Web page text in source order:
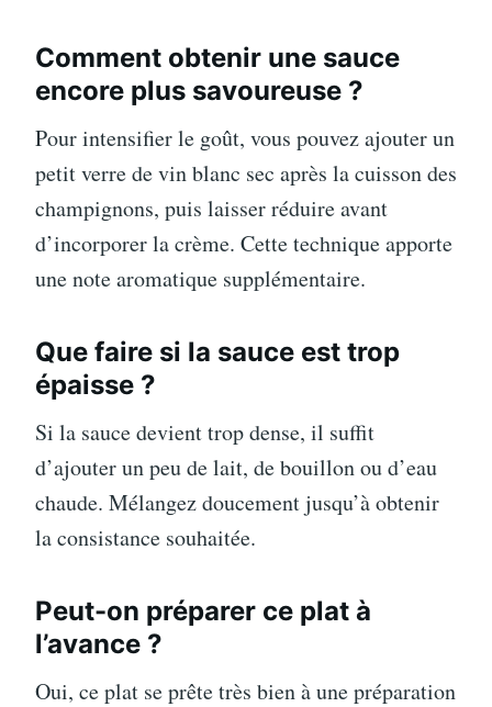
Comment obtenir une sauce
encore plus savoureuse ?
Pour intensifier le goût, vous pouvez ajouter un
petit verre de vin blanc sec après la cuisson des
champignons, puis laisser réduire avant
d’incorporer la crème. Cette technique apporte
une note aromatique supplémentaire.
Que faire si la sauce est trop
épaisse ?
Si la sauce devient trop dense, il suffit
d’ajouter un peu de lait, de bouillon ou d’eau
chaude. Mélangez doucement jusqu’à obtenir
la consistance souhaitée.
Peut-on préparer ce plat à
l’avance ?
Oui, ce plat se prête très bien à une préparation